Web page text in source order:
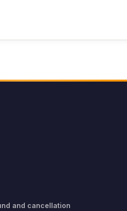
and cancellation